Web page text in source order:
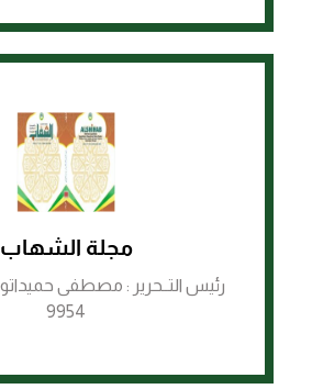
مجلة الشهاب
9954
الرابط لمنصة ASJP